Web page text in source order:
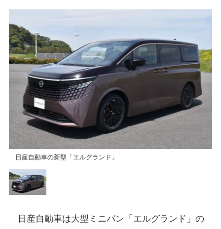
日産自動車の新型「エルグランド」
日産自動車は大型ミニバン「エルグランド」の